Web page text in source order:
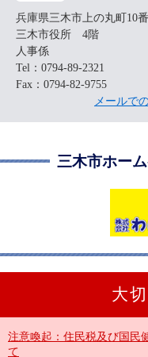
兵庫県三木市上の丸町10
三木市役所 4階
人事係
Tel：0794-89-2321
Fax：0794-82-9755
メールで
三木市ホー
大
注意喚起：住民税及び国民
て